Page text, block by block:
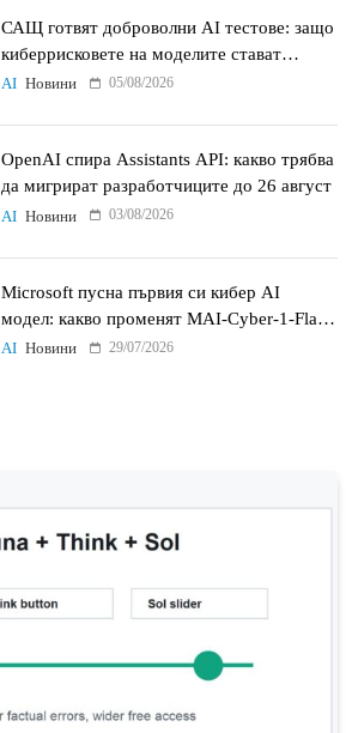
САЩ готвят доброволни AI тестове: защо
киберрисковете на моделите стават
политически въпрос
AI Новини 05/08/2026
OpenAI спира Assistants API: какво трябва
да мигрират разработчиците до 26 август
AI Новини 03/08/2026
Microsoft пусна първия си кибер AI
модел: какво променят MAI-Cyber-1-Flash
и Project Perception
AI Новини 29/07/2026